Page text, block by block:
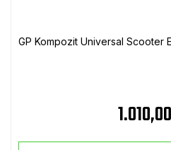
GP Kompozit Universal Scooter